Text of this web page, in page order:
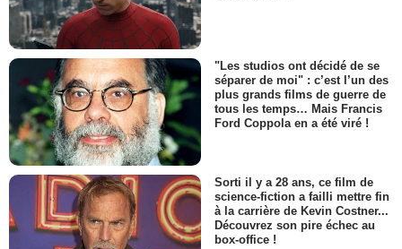
"Les studios ont décidé de se
séparer de moi" : c’est l’un des
plus grands films de guerre de
tous les temps… Mais Francis
Ford Coppola en a été viré !
Sorti il y a 28 ans, ce film de
science-fiction a failli mettre fin
à la carrière de Kevin Costner...
Découvrez son pire échec au
box-office !